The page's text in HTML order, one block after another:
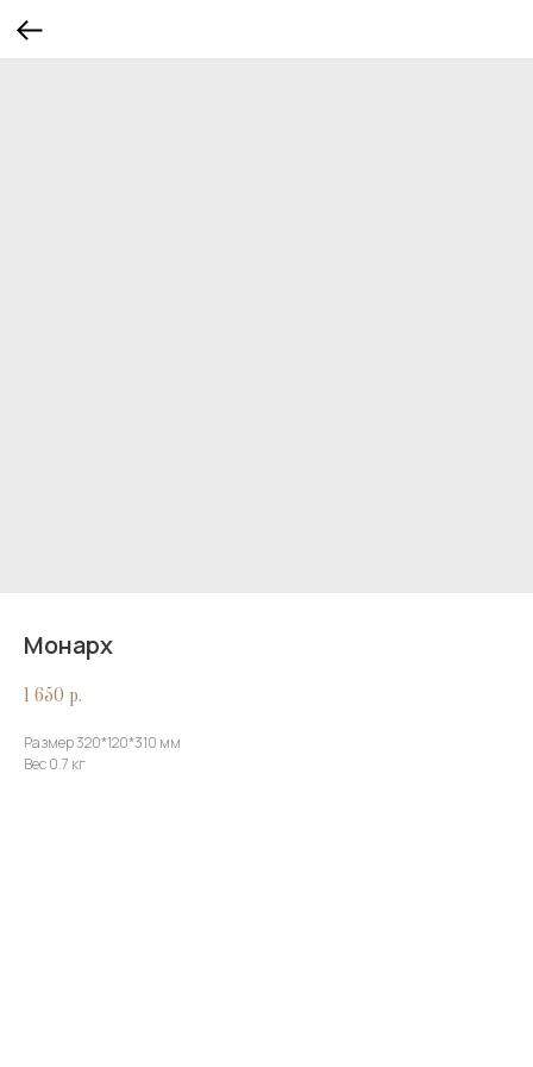
Монарх
1 650 р.
Размер 320*120*310 мм
Вес 0.7 кг